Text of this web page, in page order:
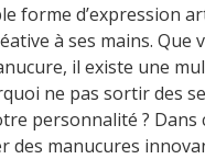
forme d’expression
à ses mains. Que
il existe une
ne pas sortir des
personnalité ? Dans
des manucures